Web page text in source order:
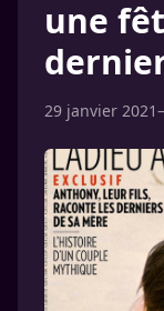
une
29 janvier 2021